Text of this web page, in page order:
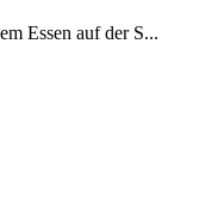
Essen auf der S...